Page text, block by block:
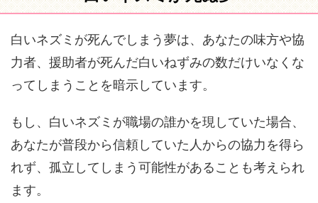
白いネズミが死んでしまう夢は、あなたの味方や協
力者、援助者が死んだ白いねずみの数だけいなくな
ってしまうことを暗示しています。
もし、白いネズミが職場の誰かを現していた場合、
あなたが普段から信頼していた人からの協力を得ら
れず、孤立してしまう可能性があることも考えられ
ます。